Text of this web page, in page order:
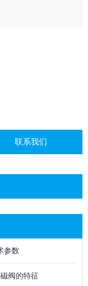
联系我们
参数
阀的特征